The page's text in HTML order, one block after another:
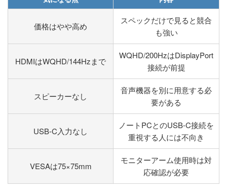
価格はやや高め
スペックだけで見ると競合
も強い
HDMIはWQHD/144Hzまで
WQHD/200HzはDisplayPort
接続が前提
スピーカーなし
音声機器を別に用意する必
要がある
USB-C入力なし
ノートPCとのUSB-C接続を
重視する人には不向き
VESAは75×75mm
モニターアーム使用時は対
応確認が必要